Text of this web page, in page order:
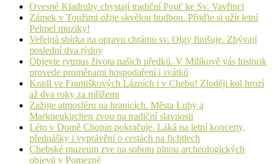
Ovesné Kladruby chystají tradiční Pouť ke Sv. Vavřinci
Zámek v Toužimi ožije skvělou hudbou. Přijďte si užít letní
Pelmel muziky!
Veřejná sbírka na opravu chrámu sv. Olgy finišuje. Zbývají
poslední dva týdny
Objevte rytmus života našich předků. V Milíkově vás historik
provede proměnami hospodaření i svátků
Kradl ve Františkových Lázních i v Chebu! Zloději kol hrozí
až dva roky za mřížemi
Zažijte atmosféru na hranicích. Města Luby a
Markneukirchen zvou na tradiční slavnosti
Léto v Domě Chopin pokračuje. Láká na letní koncerty,
přednášky i vyprávění o cestách na fichtlech
Chebské muzeum zve na sobotu plnou archeologických
objevů v Pomezné